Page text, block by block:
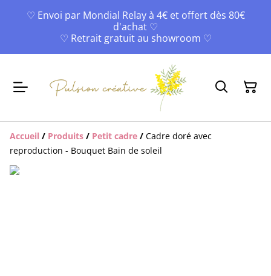
♡ Envoi par Mondial Relay à 4€ et offert dès 80€
d'achat ♡
♡ Retrait gratuit au showroom ♡
Accueil / Produits / Petit cadre / Cadre doré avec
reproduction - Bouquet Bain de soleil